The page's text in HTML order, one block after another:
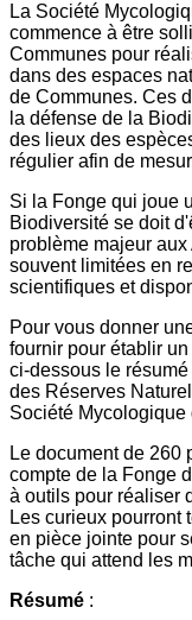
La Société
commence à être
Communes pour
dans des espaces
de Communes. Ces
la défense de la
des lieux des
régulier afin de
Si la Fonge qui joue
Biodiversité se doit
problème majeur
souvent limitées en
scientifiques et
Pour vous donner
fournir pour établir
ci-dessous le
des Réserves
Société Mycologique
Le document de 260
compte de la Fonge
à outils pour réaliser
Les curieux pourront
en pièce jointe pour
tâche qui attend les
Résumé :